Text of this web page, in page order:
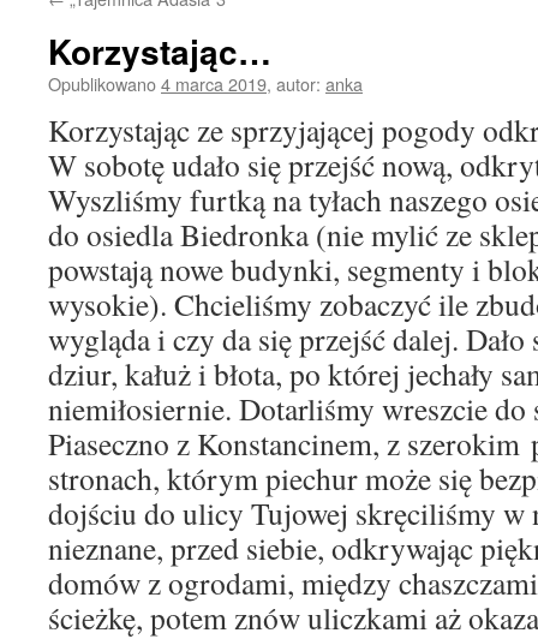
Korzystając…
Opublikowano4 marca 2019, autor: anka
Korzystając ze sprzyjającej pogody
W sobotę udało się przejść nową,
Wyszliśmy furtką na tyłach naszego
do osiedla Biedronka (nie mylić ze
powstają nowe budynki, segmenty i
wysokie). Chcieliśmy zobaczyć ile
wygląda i czy da się przejść dalej. Dało
dziur, kałuż i błota, po której jechały
niemiłosiernie. Dotarliśmy wreszcie do
Piaseczno z Konstancinem, z szerokim
stronach, którym piechur może się
dojściu do ulicy Tujowej skręciliśmy w
nieznane, przed siebie, odkrywając
domów z ogrodami, między
ścieżkę, potem znów uliczkami aż